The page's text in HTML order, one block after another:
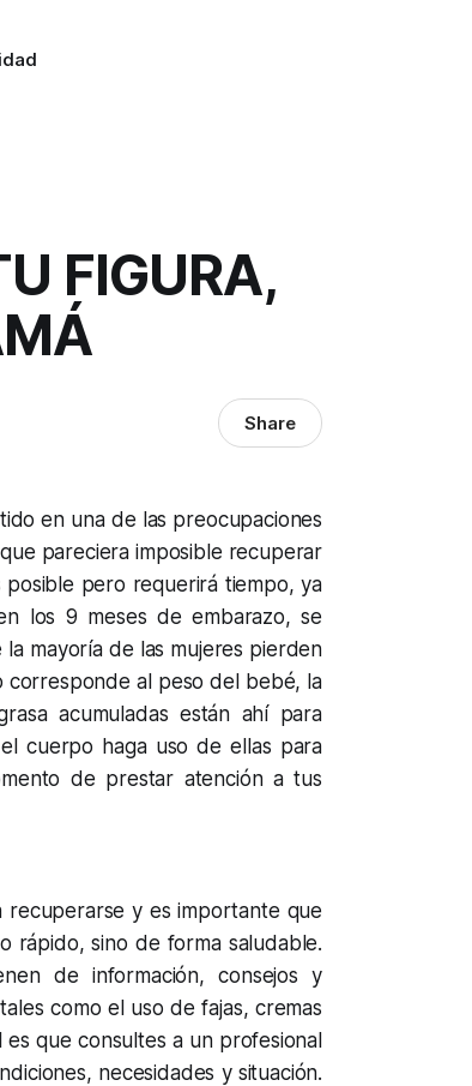
FIGURA,
Share
en una de las preocupaciones
pareciera imposible recuperar
pero requerirá tiempo, ya
los 9 meses de embarazo, se
mayoría de las mujeres pierden
al peso del bebé, la
acumuladas están ahí para
cuerpo haga uso de ellas para
de prestar atención a tus
y es importante que
rápido, sino de forma saludable.
de información, consejos y
como el uso de fajas, cremas
que consultes a un profesional
necesidades y situación.